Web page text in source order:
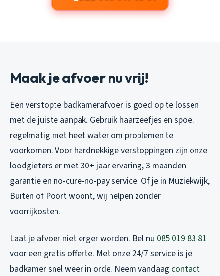
Maak je afvoer nu vrij!
Een verstopte badkamerafvoer is goed op te lossen
met de juiste aanpak. Gebruik haarzeefjes en spoel
regelmatig met heet water om problemen te
voorkomen. Voor hardnekkige verstoppingen zijn onze
loodgieters er met 30+ jaar ervaring, 3 maanden
garantie en no-cure-no-pay service. Of je in Muziekwijk,
Buiten of Poort woont, wij helpen zonder
voorrijkosten.
Laat je afvoer niet erger worden. Bel nu 085 019 83 81
voor een gratis offerte. Met onze 24/7 service is je
badkamer snel weer in orde. Neem vandaag contact